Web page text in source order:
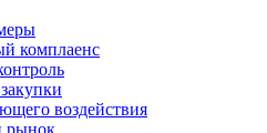
комплаенс
воздействия
рынок